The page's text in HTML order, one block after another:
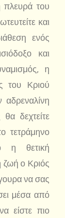
πλευρά του
και
ενός
και
η
του Κριού
δεχτείτε
τετράμηνο
η θετική
ζωή ο Κριός
να σας
μέσα από
είστε πιο